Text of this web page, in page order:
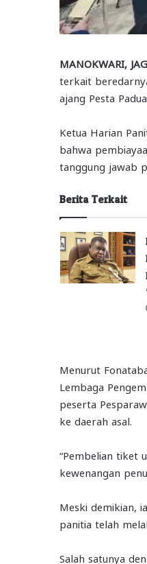
MANOKWARI,
terkait
ajang Pesta
Ketua Harian
bahwa
tanggung jawab
Berita Terkait
Menurut
Lembaga
peserta
ke daerah asal.
“Pembelian tiket
kewenangan
Meski demikian,
panitia telah
Salah satunya